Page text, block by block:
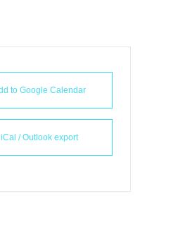
to Google Calendar
/ Outlook export